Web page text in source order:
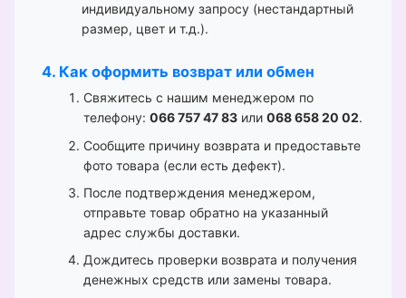
индивидуальному запросу (нестандартный
размер, цвет и т.д.).
4. Как оформить возврат или обмен
Свяжитесь с нашим менеджером по
телефону: 066 757 47 83 или 068 658 20 02.
Сообщите причину возврата и предоставьте
фото товара (если есть дефект).
После подтверждения менеджером,
отправьте товар обратно на указанный
адрес службы доставки.
Дождитесь проверки возврата и получения
денежных средств или замены товара.